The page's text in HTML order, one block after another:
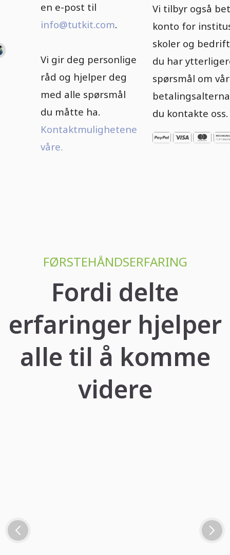
en e-post til
info@tutkit.com.
Vi gir deg personlige
råd og hjelper deg
med alle spørsmål
du måtte ha.
Kontaktmulighetene
våre.
Vi tilbyr også
konto for
skoler og
du har
spørsmål om
du kontakte oss.
FØRSTEHÅNDSERFARING
Fordi delte
erfaringer hjelper
alle til å komme
videre